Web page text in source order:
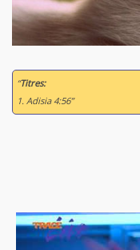
“Titres:
1. Adisia 4:56”